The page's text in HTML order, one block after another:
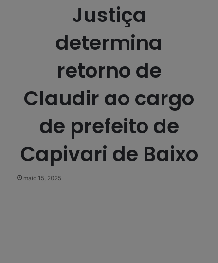
Justiça
determina
retorno de
Claudir ao cargo
de prefeito de
Capivari de Baixo
maio 15, 2025